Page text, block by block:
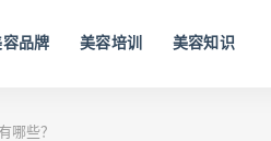
容品牌 美容培训 美容知识
哪些？